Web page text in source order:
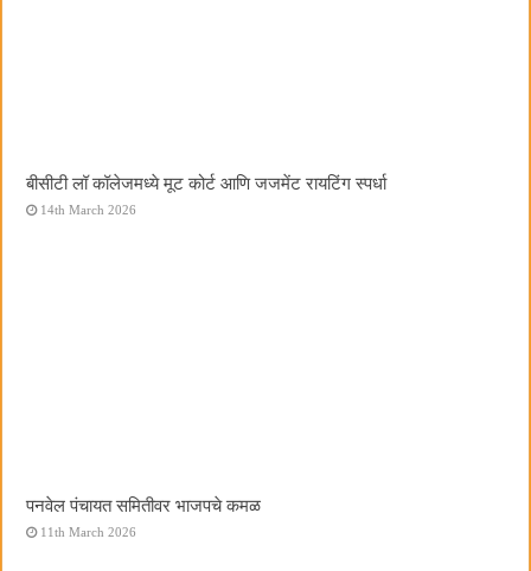
बीसीटी लॉ कॉलेजमध्ये मूट कोर्ट आणि जजमेंट रायटिंग स्पर्धा
14th March 2026
पनवेल पंचायत समितीवर भाजपचे कमळ
11th March 2026